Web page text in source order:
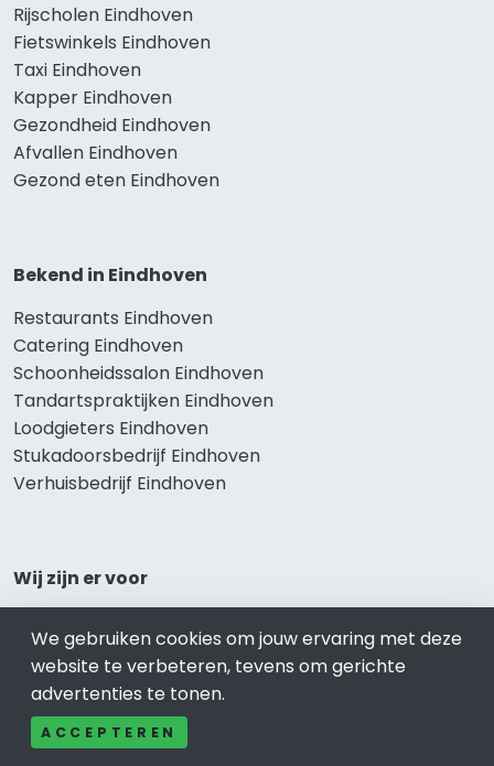
Rijscholen Eindhoven
Fietswinkels Eindhoven
Taxi Eindhoven
Kapper Eindhoven
Gezondheid Eindhoven
Afvallen Eindhoven
Gezond eten Eindhoven
Bekend in Eindhoven
Restaurants Eindhoven
Catering Eindhoven
Schoonheidssalon Eindhoven
Tandartspraktijken Eindhoven
Loodgieters Eindhoven
Stukadoorsbedrijf Eindhoven
Verhuisbedrijf Eindhoven
Wij zijn er voor
Meubel-Woonwinkel Eindhoven
Appartementen- en Kamerverhuur Eindhoven
Camping Eindhoven
Overnachten Eindhoven
We gebruiken cookies om jouw ervaring met deze
website te verbeteren, tevens om gerichte
advertenties te tonen.
ACCEPTEREN